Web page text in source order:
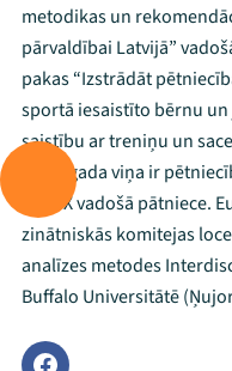
metodikas un
pārvaldībai Latvijā”
pakas “Izstrādāt
sportā iesaistīto bērnu
saistību ar treniņu un
2024. gada viņa ir
TCReX vadošā
zinātniskās komitejas
analīzes metodes
Buffalo Universitātē